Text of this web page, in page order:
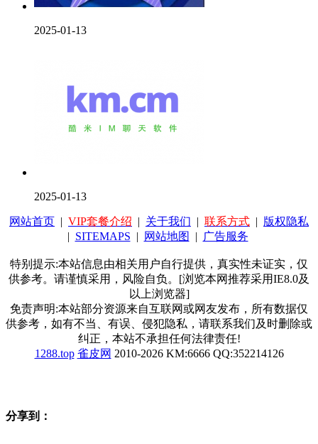
2025-01-13
2025-01-13
网站首页 | VIP套餐介绍 | 关于我们 | 联系方式 | 版权隐私
| SITEMAPS | 网站地图 | 广告服务
特别提示:本站信息由相关用户自行提供，真实性未证实，仅
供参考。请谨慎采用，风险自负。[浏览本网推荐采用IE8.0及
以上浏览器]
免责声明:本站部分资源来自互联网或网友发布，所有数据仅
供参考，如有不当、有误、侵犯隐私，请联系我们及时删除或
纠正，本站不承担任何法律责任!
1288.top 雀皮网 2010-2026 KM:6666 QQ:352214126
分享到：